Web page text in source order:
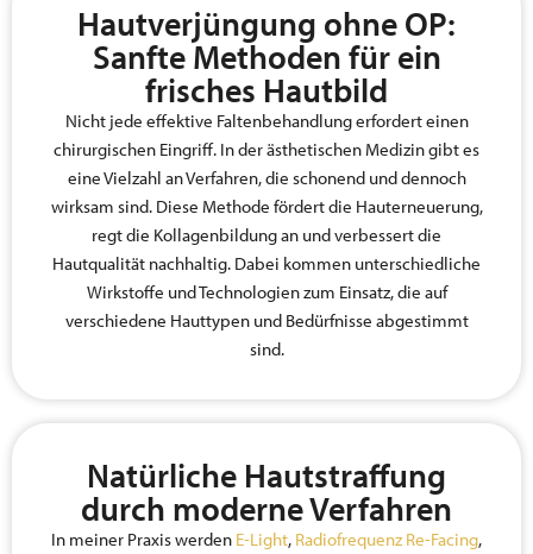
Hautverjüngung ohne OP:
Sanfte Methoden für ein
frisches Hautbild
Nicht jede effektive Faltenbehandlung erfordert einen
chirurgischen Eingriff. In der ästhetischen Medizin gibt es
eine Vielzahl an Verfahren, die schonend und dennoch
wirksam sind. Diese Methode fördert die Hauterneuerung,
regt die Kollagenbildung an und verbessert die
Hautqualität nachhaltig. Dabei kommen unterschiedliche
Wirkstoffe und Technologien zum Einsatz, die auf
verschiedene Hauttypen und Bedürfnisse abgestimmt
sind.
Natürliche Hautstraffung
durch moderne Verfahren
In meiner Praxis werden E-Light, Radiofrequenz Re-Facing,